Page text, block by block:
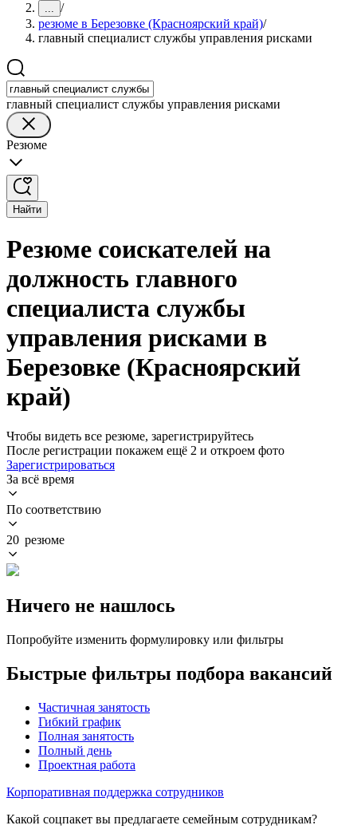
... /
резюме в Березовке (Красноярский край)/
главный специалист службы управления рисками
главный специалист службы управления рисками
Резюме
Найти
Резюме соискателей на
должность главного
специалиста службы
управления рисками в
Березовке (Красноярский
край)
Чтобы видеть все резюме, зарегистрируйтесь
После регистрации покажем ещё 2 и откроем фото
Зарегистрироваться
За всё время
По соответствию
20 резюме
Ничего не нашлось
Попробуйте изменить формулировку или фильтры
Быстрые фильтры подбора вакансий
Частичная занятость
Гибкий график
Полная занятость
Полный день
Проектная работа
Корпоративная поддержка сотрудников
Какой соцпакет вы предлагаете семейным сотрудникам?